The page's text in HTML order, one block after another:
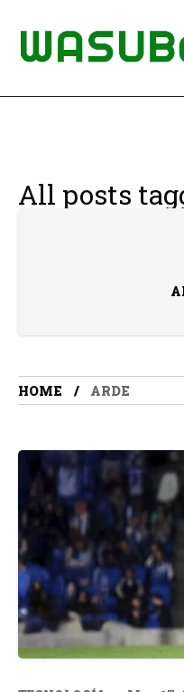
All posts
HOME ARDE